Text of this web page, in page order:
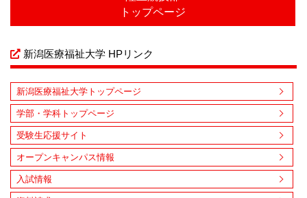
トップページ
新潟医療福祉大学 HPリンク
新潟医療福祉大学トップページ
学部・学科トップページ
受験生応援サイト
オープンキャンパス情報
入試情報